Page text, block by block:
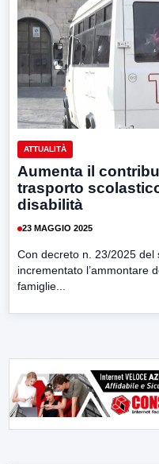
ATTUALITÀ
Aumenta il
trasporto
disabilità
23 MAGGIO 2025
Con decreto n. 23/2025 del
incrementato l’ammontare
famiglie...